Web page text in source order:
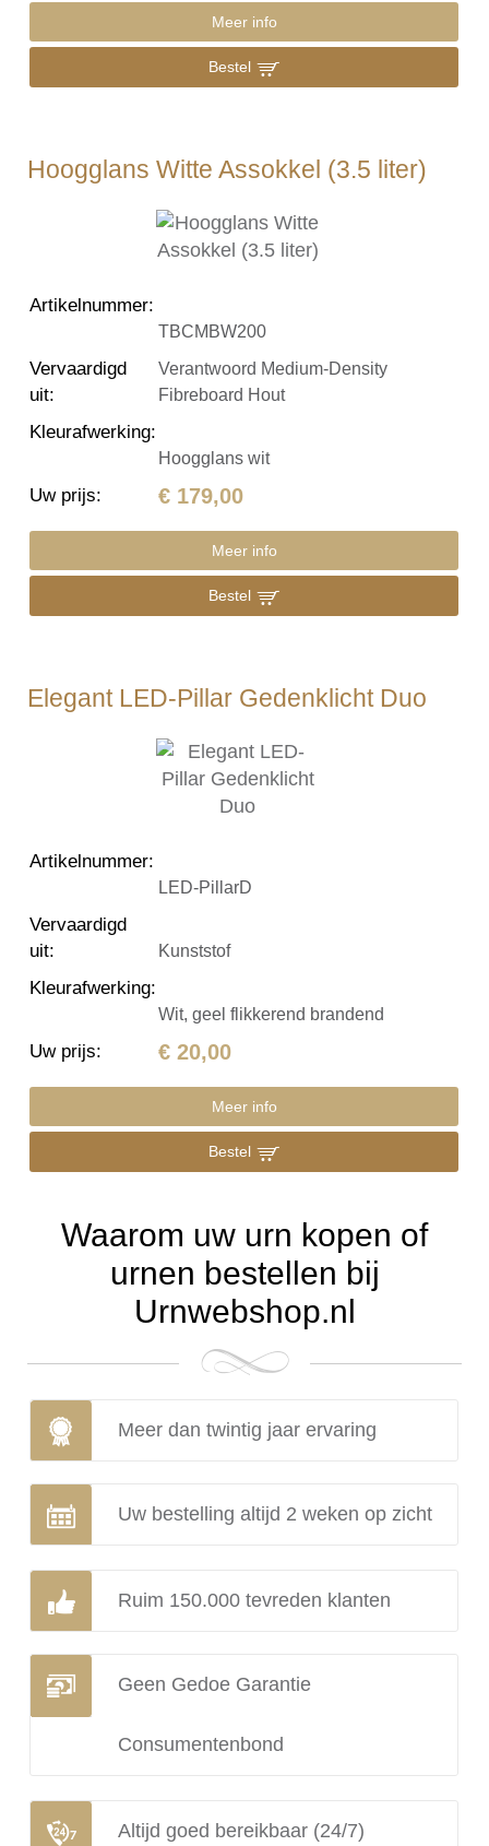
Meer info
Bestel
Hoogglans Witte Assokkel (3.5 liter)
Artikelnummer:
TBCMBW200
Vervaardigd
uit:
Verantwoord Medium-Density
Fibreboard Hout
Kleurafwerking:
Hoogglans wit
Uw prijs: € 179,00
Meer info
Bestel
Elegant LED-Pillar Gedenklicht Duo
Artikelnummer:
LED-PillarD
Vervaardigd
uit: Kunststof
Kleurafwerking:
Wit, geel flikkerend brandend
Uw prijs: € 20,00
Meer info
Bestel
Waarom uw urn kopen of
urnen bestellen bij
Urnwebshop.nl
Meer dan twintig jaar ervaring
Uw bestelling altijd 2 weken op zicht
Ruim 150.000 tevreden klanten
Geen Gedoe Garantie
Consumentenbond
Altijd goed bereikbaar (24/7)